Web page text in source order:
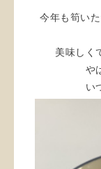
今年も筍い
美味しく
や
い